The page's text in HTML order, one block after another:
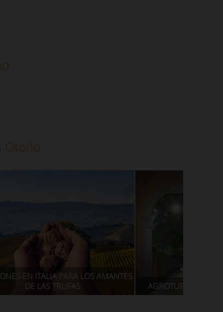
Otoño
EN ITALIA PARA LOS AMANTES
DE LAS TRUFAS
AGROTURISMO EN